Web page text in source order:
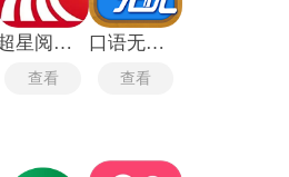
超星阅读器
查看
口语无忧安卓版
查看